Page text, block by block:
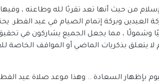
من حيث أنها تعد تقربًا لله وطاعته ، وفيها
العيدين وبركة إتمام الصيام في عيد
وشمولًا ، مما يجعل الجميع يشاركون في
لا يتعلق بذكريات الماضي أو المواقف
.. وهذا موعد صلاة عيد الفطر 2022 ابو ظبي |